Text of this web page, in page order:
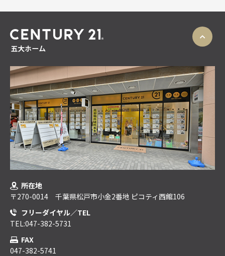
所在地
〒270-0014 千葉県松戸市小金2番地 ピコティ西館106
フリーダイヤル／TEL
TEL:047-382-5731
FAX
047-382-5741